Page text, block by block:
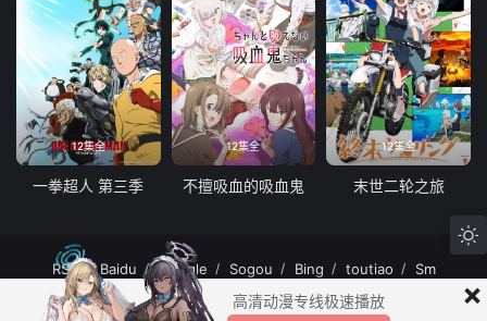
12集全
一拳超人 第三季
12集全
不擅吸血的吸血鬼
12集全
末世二轮之旅
RSS Baidu Google Sogou Bing toutiao Sm
MuteFun动漫网站-无声乐趣-(゜-゜)つロ 干杯~MuteFun动漫网站所有内容均来
自互联网分享站点所提供的公开引用资源，未提供资源上传、存储服务。
×
高清动漫专线极速播放